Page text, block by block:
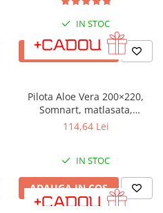
IN STOC
ADAUGA IN COS
Pilota Aloe Vera 200×220,
Somnart, matlasata,
umplutura medie-groasa 300
114,64 Lei
IN STOC
ADAUGA IN COS